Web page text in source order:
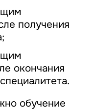
получения
окончания
обучение